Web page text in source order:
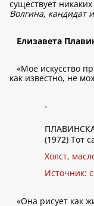
существует
Волгина, кандидат
Елизавета
«Мое искусство
как известно, не
(1972) Тот
Холст,
Источник:
«Она рисует как